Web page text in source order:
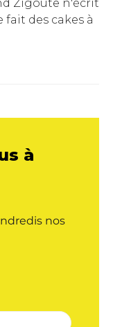
Zigoute n'écrit
fait des cakes à
à
nos